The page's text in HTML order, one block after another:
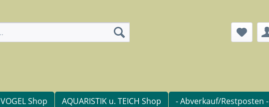
VOGEL Shop AQUARISTIK u. TEICH Shop - Abverkauf/Restposten -